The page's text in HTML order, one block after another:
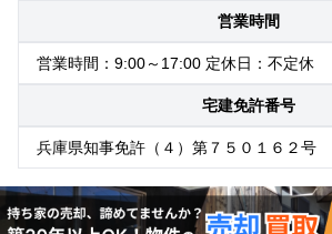
営業時間
営業時間：9:00～17:00 定休日：不定休
宅建免許番号
兵庫県知事免許（４）第７５０１６２号